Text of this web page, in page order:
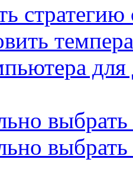
стратегию